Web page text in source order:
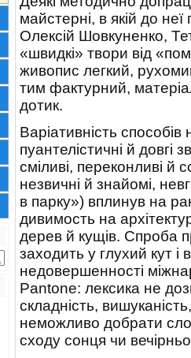
майстерні, в якій до
Олексій Шовкуненко,
«швидкі» твори від
живопис легкий,
тим фактурний,
дотик.
Варіативність
пуантелістичні й довгі
сміливі, переконливі й
незвичні й знайомі,
в парку») вплинув на
дивимость на
дерев й кущів. Спроба
заходить у глухий кут і
недовершенності
Pantone: лексика не
складність,
неможливо добрати
сходу сонця чи